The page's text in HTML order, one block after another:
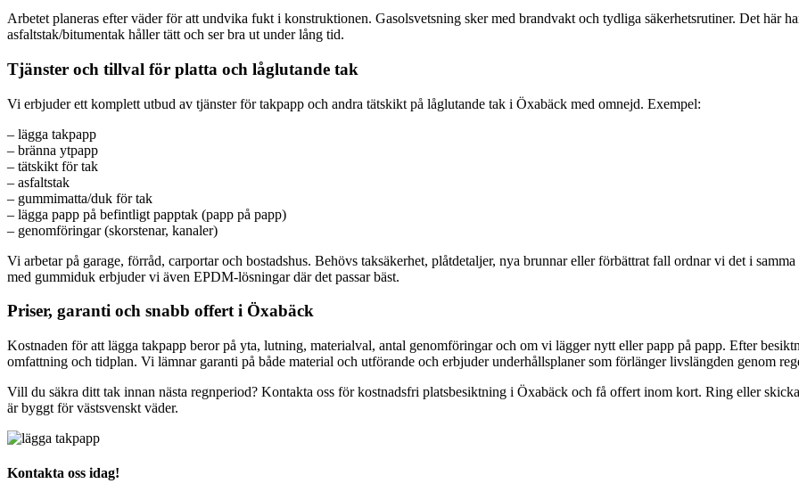
Arbetet planeras efter väder för att undvika fukt i konstruktionen. Gasolsvetsning sker med brandvakt och tydliga säkerhetsrutiner. Det här
asfaltstak/bitumentak håller tätt och ser bra ut under lång tid.
Tjänster och tillval för platta och låglutande tak
Vi erbjuder ett komplett utbud av tjänster för takpapp och andra tätskikt på låglutande tak i Öxabäck med omnejd. Exempel:
– lägga takpapp
– bränna ytpapp
– tätskikt för tak
– asfaltstak
– gummimatta/duk för tak
– lägga papp på befintligt papptak (papp på papp)
– genomföringar (skorstenar, kanaler)
Vi arbetar på garage, förråd, carportar och bostadshus. Behövs taksäkerhet, plåtdetaljer, nya brunnar eller förbättrat fall ordnar vi det i
med gummiduk erbjuder vi även EPDM-lösningar där det passar bäst.
Priser, garanti och snabb offert i Öxabäck
Kostnaden för att lägga takpapp beror på yta, lutning, materialval, antal genomföringar och om vi lägger nytt eller papp på papp. Efter
omfattning och tidplan. Vi lämnar garanti på både material och utförande och erbjuder underhållsplaner som förlänger livslängden genom
Vill du säkra ditt tak innan nästa regnperiod? Kontakta oss för kostnadsfri platsbesiktning i Öxabäck och få offert inom kort. Ring eller
är byggt för västsvenskt väder.
Kontakta oss idag!